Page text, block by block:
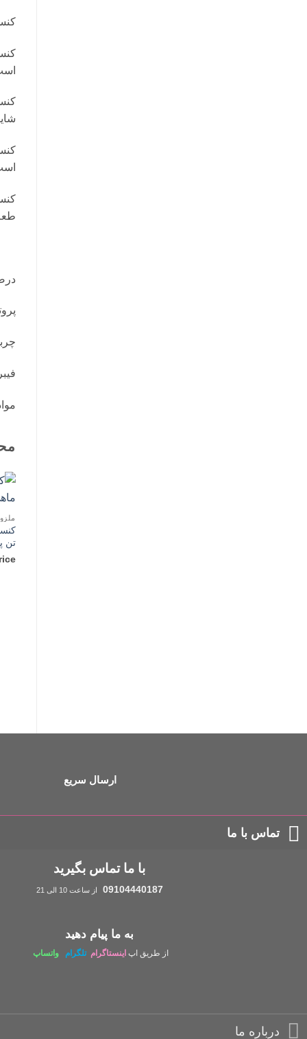
تن پته
ارسال سریع
تماس با ما
با ما تماس بگیرید
09104440187 از ساعت 10 الی 21
به ما پیام دهید
از طریق اپ اینستاگرام تلگرام واتساپ
درباره ما